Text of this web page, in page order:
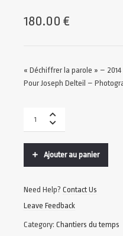
180.00 €
« Déchiffrer la parole » – 2014
Pour Joseph Delteil –
Ajouter au panier
Need Help? Contact Us
Leave Feedback
Category: Chantiers du temps